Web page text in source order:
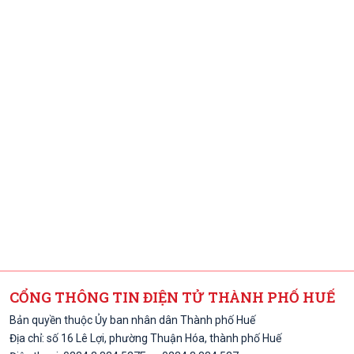
CỔNG THÔNG TIN ĐIỆN TỬ THÀNH PHỐ HUẾ
Bản quyền thuộc Ủy ban nhân dân Thành phố Huế
Địa chỉ: số 16 Lê Lợi, phường Thuận Hóa, thành phố Huế